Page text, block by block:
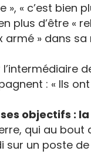
», « c’est
plus d’être «
armé » dans sa
: « Ils
objectifs :
qui au
sur un poste